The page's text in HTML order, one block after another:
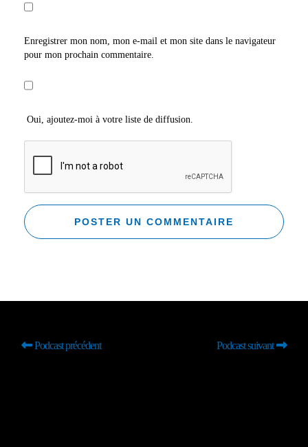
Enregistrer mon nom, mon e-mail et mon site dans le navigateur
pour mon prochain commentaire.
Oui, ajoutez-moi à votre liste de diffusion.
Podcast précédent Podcast suivant